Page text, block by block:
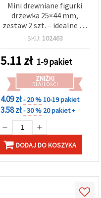
Mini drewniane figurki
drzewka 25×44 mm,
zestaw 2 szt. – idealne do
naturalnych dekoracji,
plastycznych i DIY
SKU: 102463
5.11zł 1-9 pakiet
ZNIŻKI
DLA ILOŚCI
4.09 zł- 20 %10-19 pakiet
3.58 zł- 30 % 20 pakiet +
DODAJ DO KOSZYKA